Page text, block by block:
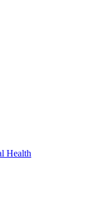
Health